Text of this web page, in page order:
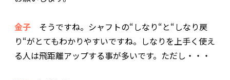
金子 そうですね。シャフトの“しなり“と“しなり戻
り“がとてもわかりやすいですね。しなりを上手く使え
る人は飛距離アップする事が多いです。ただし・・・